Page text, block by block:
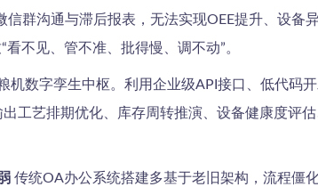
群沟通与滞后报表，无法实现OEE提升、设备
不见、管不准、批得慢、调不动”。
数字孪生中枢。利用企业级API接口、低代码
工艺排期优化、库存周转推演、设备健康度评
传统OA办公系统搭建多基于老旧架构，流程僵